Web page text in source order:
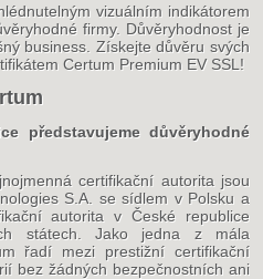
vizuálním indikátorem
firmy. Důvěryhodnost je
business. Získejte důvěru svých
Certum Premium EV SSL!
představujeme důvěryhodné
certifikační autorita jsou
S.A. se sídlem v Polsku a
autorita v České republice
státech. Jako jedna z mála
řadí mezi prestižní certifikační
bez žádných bezpečnostních ani